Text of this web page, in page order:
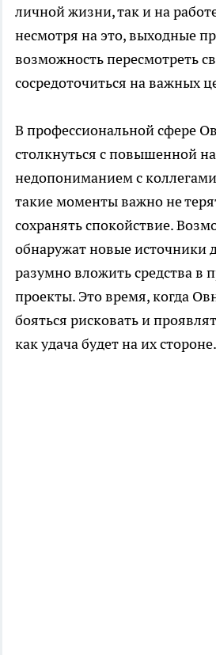
личной жизни, так и на
несмотря на это, выходные
возможность пересмотреть
сосредоточиться на важных
В профессиональной сфере
столкнуться с повышенной
недопониманием с
такие моменты важно не
сохранять спокойствие.
обнаружат новые источники
разумно вложить средства в
проекты. Это время, когда
бояться рисковать и
как удача будет на их стороне.